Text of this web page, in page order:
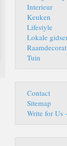
Interieur
Keuken
Lifestyle
Lokale
Tuin
Contact
Sitemap
Write for Us